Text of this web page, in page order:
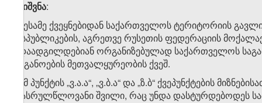
შენიშვნა:
1. მესამე ქვეყნებიდან საქართველოს ტერიტორიის
რესპუბლიკების, აგრეთვე რუსეთის ფედერაციის
გადაადგილდებიან ორგანიზებულად საქართველოს
ორგანოების მეთვალყურეობის ქვეშ.
2. ამ პუნქტის „ვ.ა.ა“, „ვ.ბ.ა“ და „ზ.ბ“ ქვეპუნქტების
არასრულწლოვანი შვილი, რაც უნდა დასტურდებოდეს